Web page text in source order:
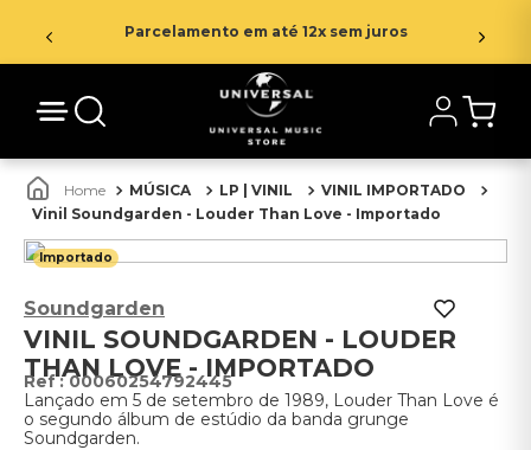
Parcelamento em até 12x sem juros
MÚSICA LP | VINIL
VINIL IMPORTADO
Vinil Soundgarden - Louder Than Love - Importado
Importado
Soundgarden
VINIL SOUNDGARDEN - LOUDER
THAN LOVE - IMPORTADO
:00060254792445
Lançado em 5 de setembro de 1989, Louder Than Love é
o segundo álbum de estúdio da banda grunge
Soundgarden.